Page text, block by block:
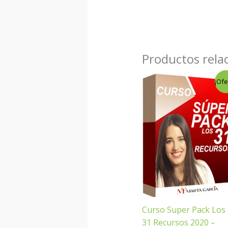
Productos
Curso Super Pack Los
31 Recursos 2020 –
El
precio
original
era:
$47.00.
El
precio
actual
es:
$6.00.